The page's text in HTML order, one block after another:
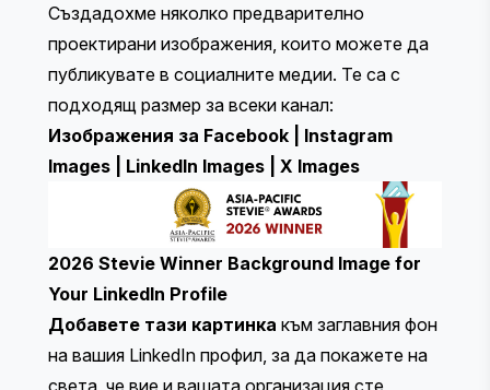
Създадохме няколко предварително
проектирани изображения, които можете да
публикувате в социалните медии. Те са с
подходящ размер за всеки канал:
Изображения за Facebook
Instagram
Images
LinkedIn Images X Images
2026 Stevie Winner Background Image for
Your LinkedIn Profile
Добавете тази картинка към заглавния фон
на вашия LinkedIn профил, за да покажете на
света, че вие и вашата организация сте